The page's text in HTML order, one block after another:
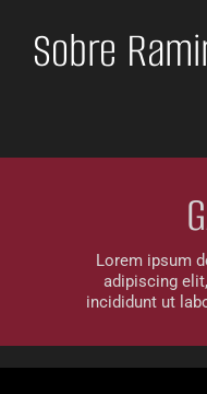
Sobre
Lorem ipsum
adipiscing
incididunt ut